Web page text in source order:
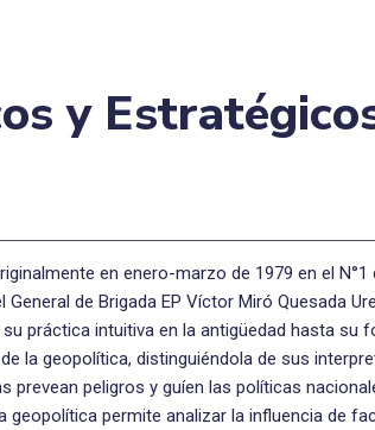
y
en enero-marzo de 1979 en el N°1
de Brigada EP Víctor Miró Quesada
práctica intuitiva en la antigüedad hasta su
la geopolítica, distinguiéndola de sus
prevean peligros y guíen las políticas
geopolítica permite analizar la influencia de